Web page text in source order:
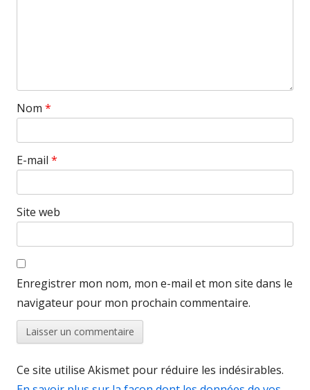
Nom *
E-mail *
Site web
Enregistrer mon nom, mon e-mail et mon site dans le
navigateur pour mon prochain commentaire.
Ce site utilise Akismet pour réduire les indésirables.